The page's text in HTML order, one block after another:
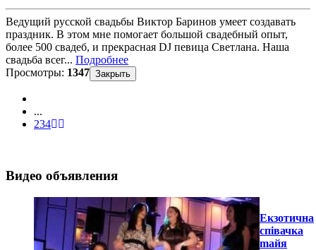
Ведущий русской свадьбы Виктор Баринов умеет создавать
праздник. В этом мне помогает большой свадебный опыт,
более 500 свадеб, и прекрасная DJ певица Светлана. Наша
свадьба всег... Подробнее
Просмотры: 1347 Закрыть
...
234
Видео объявления
Екзотична
співачка
maйя